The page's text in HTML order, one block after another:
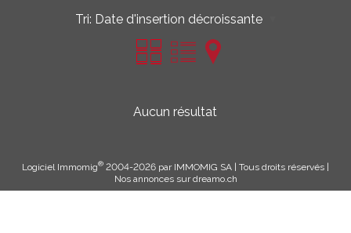
Tri: Date d'insertion décroissante
Aucun résultat
Logiciel Immomig® 2004-2026 par IMMOMIG SA | Tous droits réservés |
Nos annonces surdreamo.ch